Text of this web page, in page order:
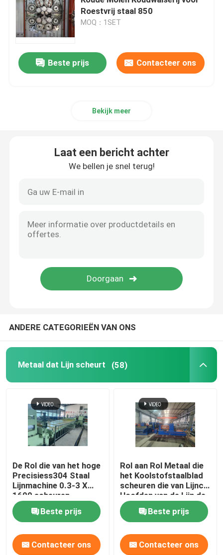
Besnoeiing aan de Machine van de Lengtelijn
Metaal aan Lengtemachine die wordt gesneden
Het omkeren Koude Molen
Roestvrij staal 850
MOQ：1SET
Beste prijs Contacteer ons
Bekijk meer
Laat een bericht achter
We bellen je snel terug!
ANDERE CATEGORIEËN VAN ONS
Metaal dat Lijn scheurt (58)
De Rol die van het hoge
Precisiess304 Staal
Lijnmachine 0.3-3 X
1600 scheuren
Beste prijs
Contacteer ons
Rol aan Rol Metaal die
het Koolstofstaalblad
scheuren die van Lijncr
Hoofden van de Lijn de
Dubbele Snijmachine
scheurenBeste prijs
Contacteer ons